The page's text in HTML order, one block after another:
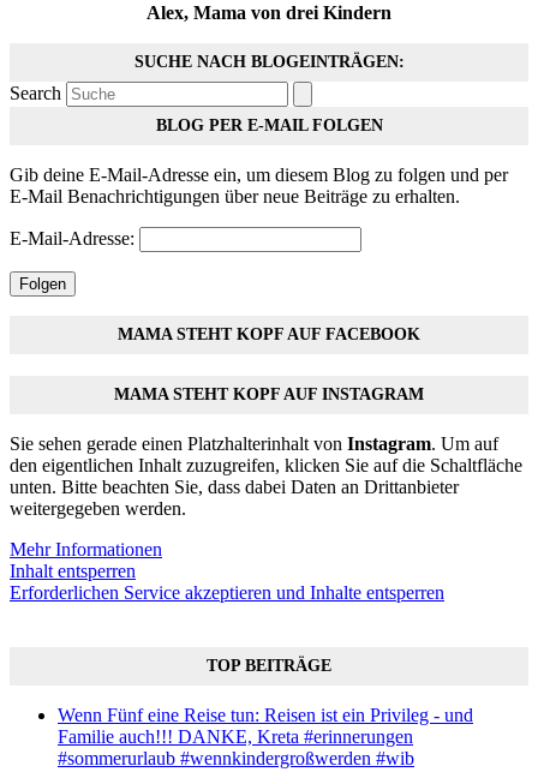
Alex, Mama von drei Kindern
SUCHE NACH BLOGEINTRÄGEN:
Search
BLOG PER E-MAIL FOLGEN
Gib deine E-Mail-Adresse ein, um diesem Blog zu folgen und per
E-Mail Benachrichtigungen über neue Beiträge zu erhalten.
E-Mail-Adresse:
Folgen
MAMA STEHT KOPF AUF FACEBOOK
MAMA STEHT KOPF AUF INSTAGRAM
Sie sehen gerade einen Platzhalterinhalt von Instagram. Um auf
den eigentlichen Inhalt zuzugreifen, klicken Sie auf die Schaltfläche
unten. Bitte beachten Sie, dass dabei Daten an Drittanbieter
weitergegeben werden.
Mehr Informationen
Inhalt entsperren
Erforderlichen Service akzeptieren und Inhalte entsperren
TOP BEITRÄGE
Wenn Fünf eine Reise tun: Reisen ist ein Privileg - und
Familie auch!!! DANKE, Kreta #erinnerungen
#sommerurlaub #wennkindergroßwerden #wib